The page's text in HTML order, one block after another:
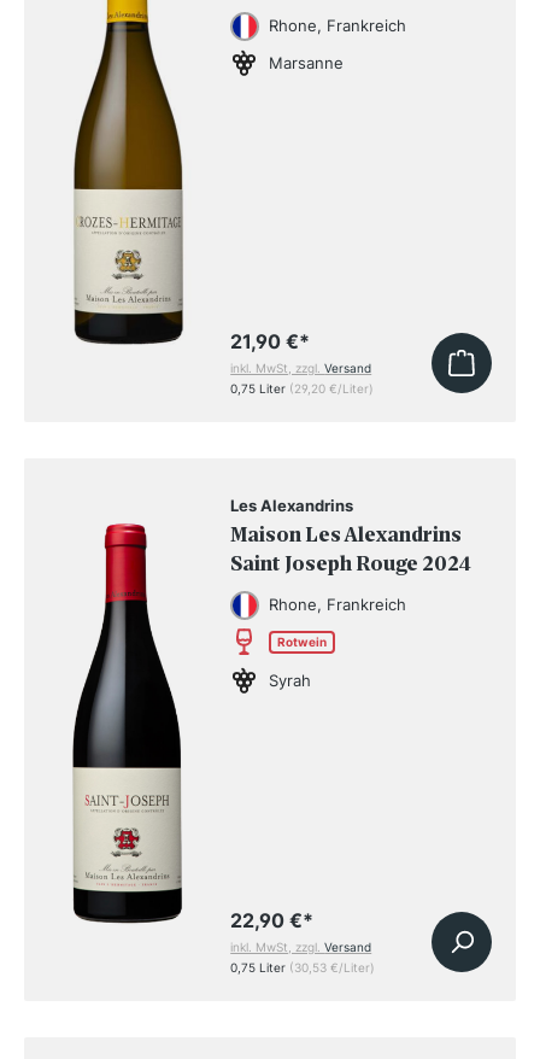
2023Rhone, Frankreich
Marsanne
21,90 €*
inkl. MwSt, zzgl.Versand
0,75 Liter (29,20 €/Liter)
Les Alexandrins
Maison Les Alexandrins
Saint Joseph Rouge 2024
Rhone, Frankreich
Rotwein
Syrah
22,90 €*
inkl. MwSt, zzgl.Versand
0,75 Liter (30,53 €/Liter)